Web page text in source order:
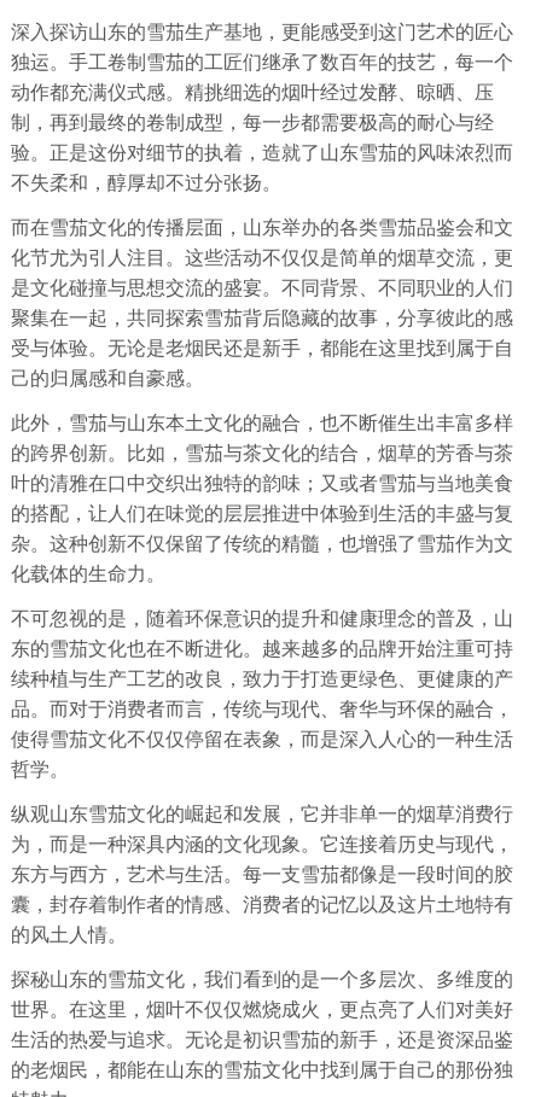
深入探访山东的雪茄生产基地，更能感受到这门艺术的匠心
独运。手工卷制雪茄的工匠们继承了数百年的技艺，每一个
动作都充满仪式感。精挑细选的烟叶经过发酵、晾晒、压
制，再到最终的卷制成型，每一步都需要极高的耐心与经
验。正是这份对细节的执着，造就了山东雪茄的风味浓烈而
不失柔和，醇厚却不过分张扬。
而在雪茄文化的传播层面，山东举办的各类雪茄品鉴会和文
化节尤为引人注目。这些活动不仅仅是简单的烟草交流，更
是文化碰撞与思想交流的盛宴。不同背景、不同职业的人们
聚集在一起，共同探索雪茄背后隐藏的故事，分享彼此的感
受与体验。无论是老烟民还是新手，都能在这里找到属于自
己的归属感和自豪感。
此外，雪茄与山东本土文化的融合，也不断催生出丰富多样
的跨界创新。比如，雪茄与茶文化的结合，烟草的芳香与茶
叶的清雅在口中交织出独特的韵味；又或者雪茄与当地美食
的搭配，让人们在味觉的层层推进中体验到生活的丰盛与复
杂。这种创新不仅保留了传统的精髓，也增强了雪茄作为文
化载体的生命力。
不可忽视的是，随着环保意识的提升和健康理念的普及，山
东的雪茄文化也在不断进化。越来越多的品牌开始注重可持
续种植与生产工艺的改良，致力于打造更绿色、更健康的产
品。而对于消费者而言，传统与现代、奢华与环保的融合，
使得雪茄文化不仅仅停留在表象，而是深入人心的一种生活
哲学。
纵观山东雪茄文化的崛起和发展，它并非单一的烟草消费行
为，而是一种深具内涵的文化现象。它连接着历史与现代，
东方与西方，艺术与生活。每一支雪茄都像是一段时间的胶
囊，封存着制作者的情感、消费者的记忆以及这片土地特有
的风土人情。
探秘山东的雪茄文化，我们看到的是一个多层次、多维度的
世界。在这里，烟叶不仅仅燃烧成火，更点亮了人们对美好
生活的热爱与追求。无论是初识雪茄的新手，还是资深品鉴
的老烟民，都能在山东的雪茄文化中找到属于自己的那份独